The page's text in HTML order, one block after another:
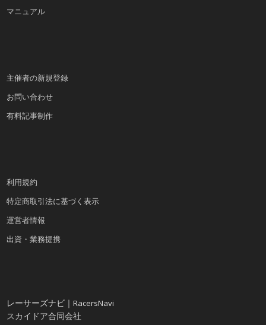
マニュアル
主催者の新規登録
お問い合わせ
有料記事制作
利用規約
特定商取引法に基づく表示
運営者情報
出資・業務提携
レーサーズナビ｜RacersNavi
スカイドア合同会社